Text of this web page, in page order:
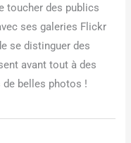
toucher des publics
ses galeries Flickr
se distinguer des
avant tout à des
belles photos !